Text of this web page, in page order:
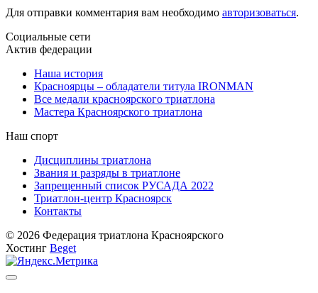
Для отправки комментария вам необходимо авторизоваться.
Социальные сети
Актив федерации
Наша история
Красноярцы – обладатели титула IRONMAN
Все медали красноярского триатлона
Мастера Красноярского триатлона
Наш спорт
Дисциплины триатлона
Звания и разряды в триатлоне
Запрещенный список РУСАДА 2022
Триатлон-центр Красноярск
Контакты
© 2026 Федерация триатлона Красноярского
Хостинг Beget